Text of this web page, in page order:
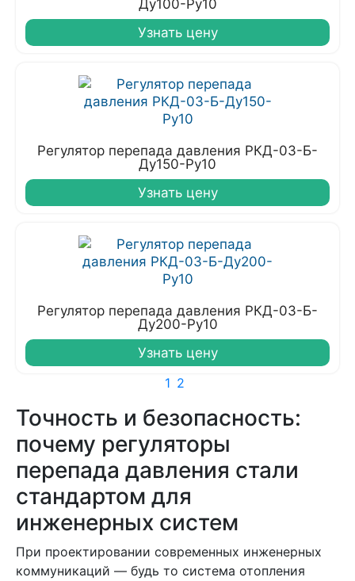
Ду100-Ру10
Узнать цену
Регулятор перепада давления РКД-03-Б-
Ду150-Ру10
Узнать цену
Регулятор перепада давления РКД-03-Б-
Ду200-Ру10
Узнать цену
1 2
Точность и безопасность:
почему регуляторы
перепада давления стали
стандартом для
инженерных систем
При проектировании современных инженерных
коммуникаций — будь то система отопления